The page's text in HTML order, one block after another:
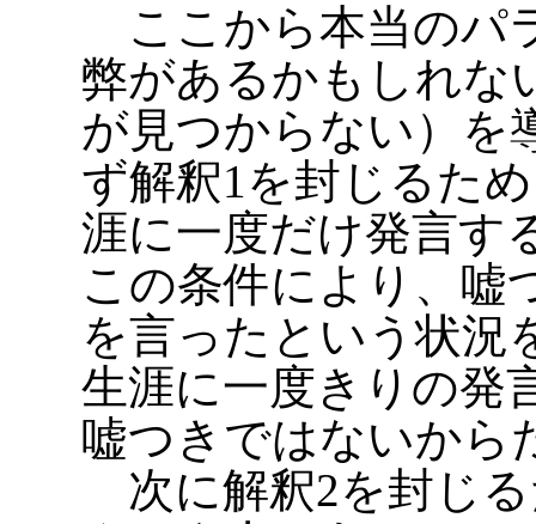
ここから本当のパ
弊があるかもしれな
が見つからない）を
ず解釈1を封じるた
涯に一度だけ発言す
この条件により、嘘
を言ったという状況
生涯に一度きりの発
嘘つきではないから
次に解釈2を封じ